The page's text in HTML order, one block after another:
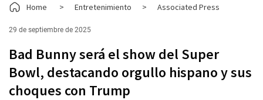
Home > Entretenimiento > Associated Press
29 de septiembre de 2025
Bad Bunny será el show del Super
Bowl, destacando orgullo hispano y sus
choques con Trump